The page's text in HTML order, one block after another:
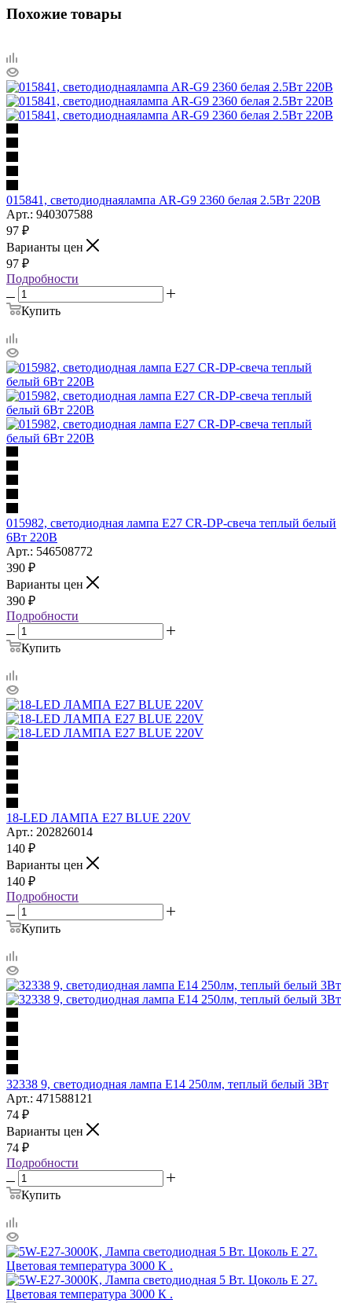
Похожие товары
015841, светодиоднаялампа AR-G9 2360 белая 2.5Вт 220В
Арт.: 940307588
97 ₽
Варианты цен
97 ₽
Подробности
Купить
015982, светодиодная лампа Е27 CR-DP-свеча теплый белый
6Вт 220В
Арт.: 546508772
390 ₽
Варианты цен
390 ₽
Подробности
Купить
18-LED ЛАМПА E27 BLUE 220V
Арт.: 202826014
140 ₽
Варианты цен
140 ₽
Подробности
Купить
32338 9, светодиодная лампа E14 250лм, теплый белый 3Вт
Арт.: 471588121
74 ₽
Варианты цен
74 ₽
Подробности
Купить